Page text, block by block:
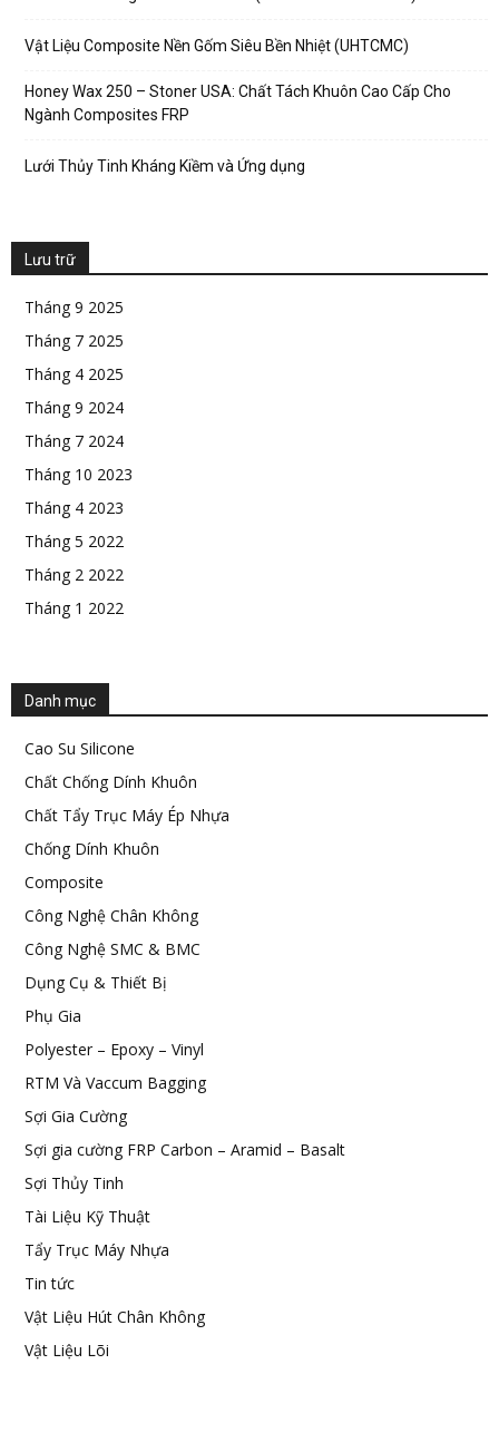
Vật Liệu Composite Nền Gốm Siêu Bền Nhiệt (UHTCMC)
Honey Wax 250 – Stoner USA: Chất Tách Khuôn Cao Cấp Cho
Ngành Composites FRP
Lưới Thủy Tinh Kháng Kiềm và Ứng dụng
Lưu trữ
Tháng 9 2025
Tháng 7 2025
Tháng 4 2025
Tháng 9 2024
Tháng 7 2024
Tháng 10 2023
Tháng 4 2023
Tháng 5 2022
Tháng 2 2022
Tháng 1 2022
Danh mục
Cao Su Silicone
Chất Chống Dính Khuôn
Chất Tẩy Trục Máy Ép Nhựa
Chống Dính Khuôn
Composite
Công Nghệ Chân Không
Công Nghệ SMC & BMC
Dụng Cụ & Thiết Bị
Phụ Gia
Polyester – Epoxy – Vinyl
RTM Và Vaccum Bagging
Sợi Gia Cường
Sợi gia cường FRP Carbon – Aramid – Basalt
Sợi Thủy Tinh
Tài Liệu Kỹ Thuật
Tẩy Trục Máy Nhựa
Tin tức
Vật Liệu Hút Chân Không
Vật Liệu Lõi